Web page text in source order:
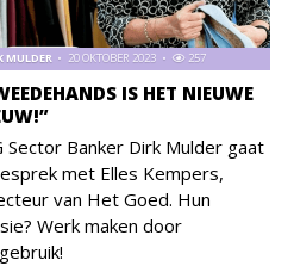
IS HET NIEUWE
MULDER 20 OKTOBER 2023 257
Sector Banker Dirk Mulder gaat
met Elles Kempers,
van Het Goed. Hun
Werk maken door